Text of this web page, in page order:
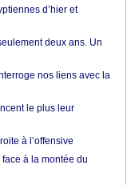
d’hier et
deux ans. Un
nos liens avec la
le plus leur
à l’offensive
à la montée du